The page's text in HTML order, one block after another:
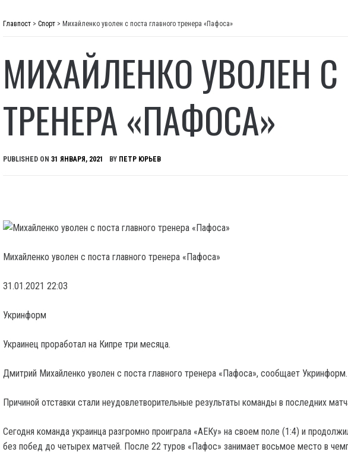
Главпост > Спорт > Михайленко уволен с поста главного тренера «Пафоса»
МИХАЙЛЕНКО УВОЛЕН
ТРЕНЕРА «ПАФОСА»
PUBLISHED ON 31 ЯНВАРЯ, 2021 BY ПЕТР ЮРЬЕВ
Михайленко уволен с поста главного тренера «Пафоса»
31.01.2021 22:03
Укринформ
Украинец проработал на Кипре три месяца.
Дмитрий Михайленко уволен с поста главного тренера «Пафоса», сообщает Укринформ.
Причиной отставки стали неудовлетворительные результаты команды в последних
Сегодня команда украинца разгромно проиграла «АЕКу» на своем поле (1:4) и
без побед до четырех матчей. После 22 туров «Пафос» занимает восьмое место в